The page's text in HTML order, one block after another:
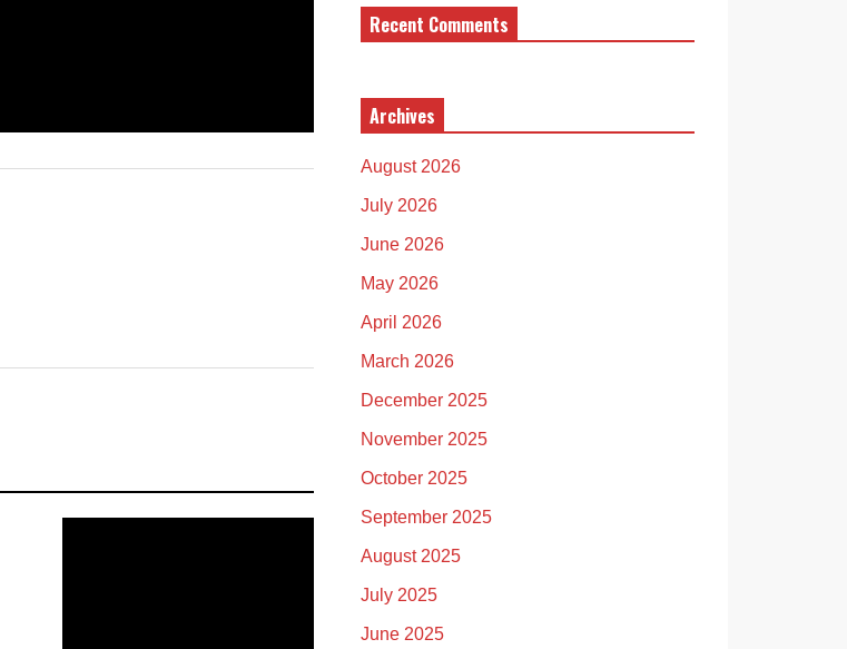
Recent Comments
Archives
August 2026
July 2026
June 2026
May 2026
April 2026
March 2026
December 2025
November 2025
October 2025
September 2025
August 2025
July 2025
June 2025